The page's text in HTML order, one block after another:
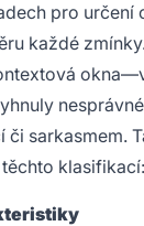
pro určení
každé
či sarkasmem.
klasifikací: